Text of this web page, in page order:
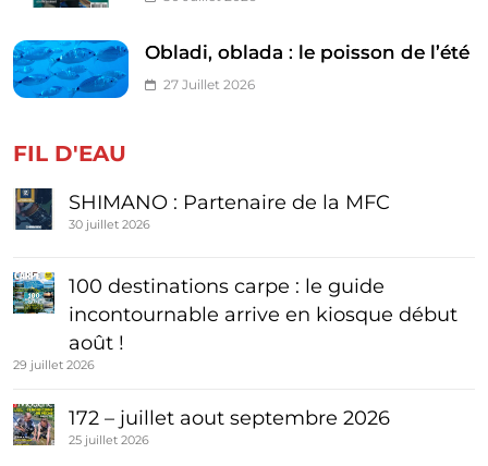
Obladi, oblada : le poisson de l’été
27 Juillet 2026
FIL D'EAU
SHIMANO : Partenaire de la MFC
30 juillet 2026
100 destinations carpe : le guide
incontournable arrive en kiosque début
août !
29 juillet 2026
172 – juillet aout septembre 2026
25 juillet 2026